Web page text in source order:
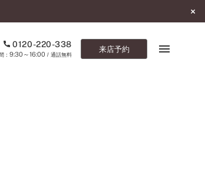
0120-220-338
9:30～16:00/ 通話無料
来店予約